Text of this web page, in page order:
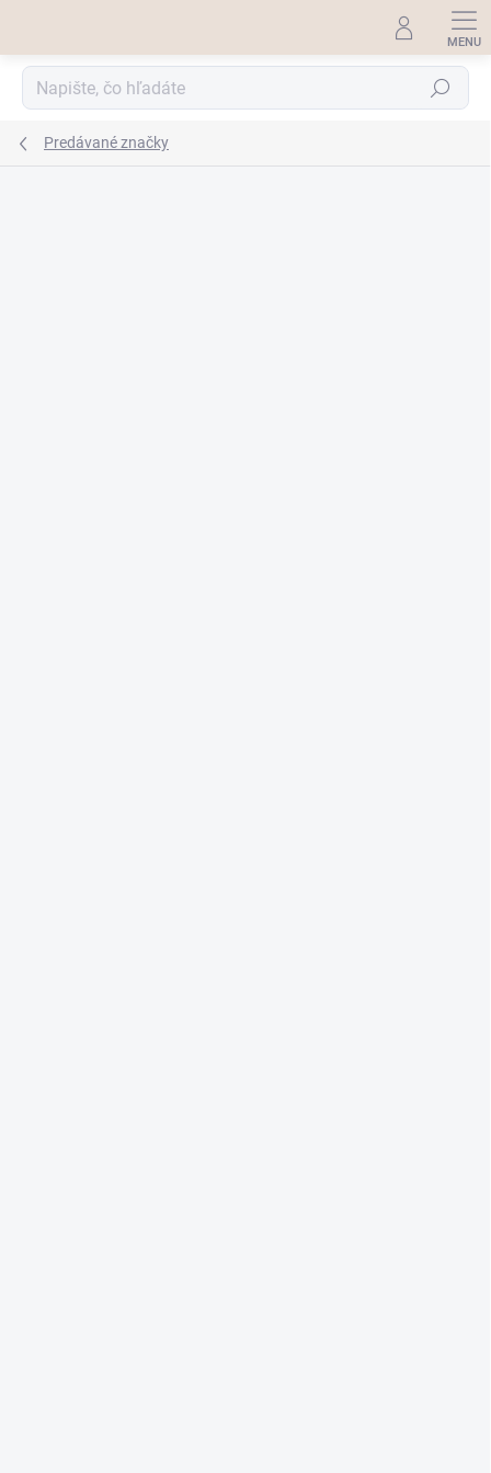
Hľadať
Predávané značky